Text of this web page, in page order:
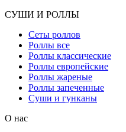
СУШИ И РОЛЛЫ
Сеты роллов
Роллы все
Роллы классические
Роллы европейские
Роллы жареные
Роллы запеченные
Суши и гунканы
О нас